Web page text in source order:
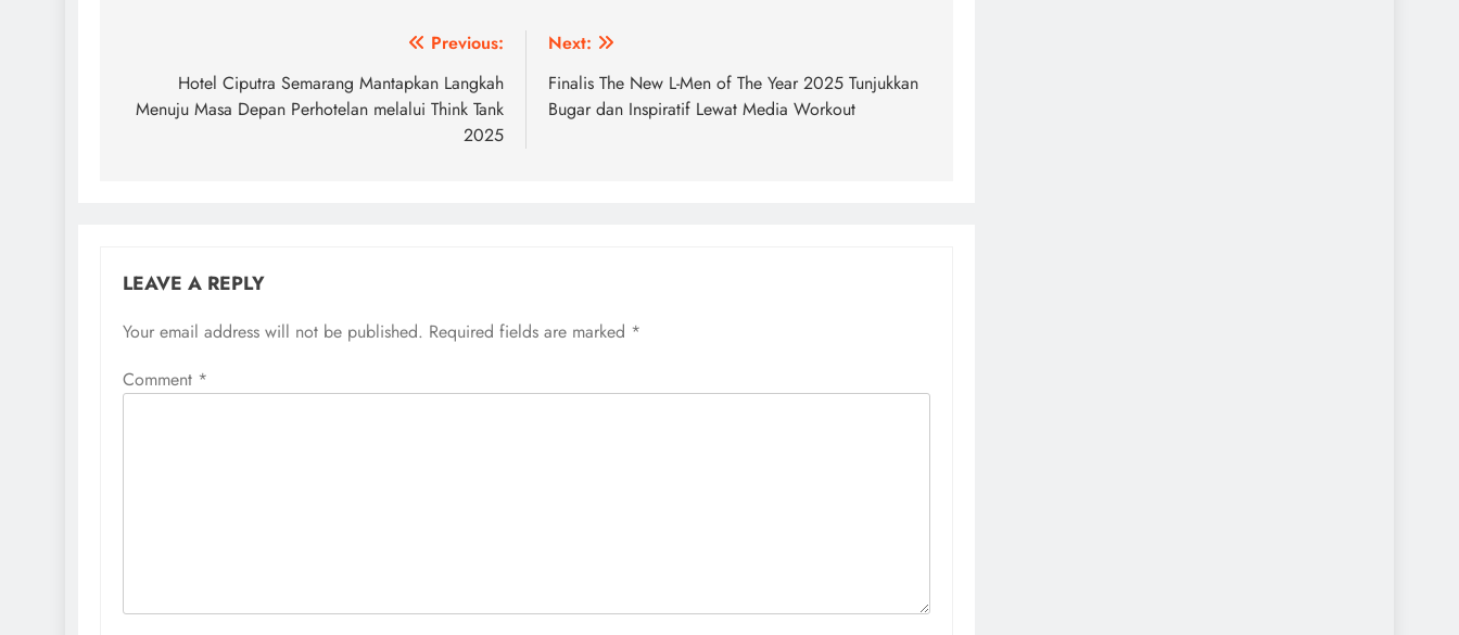
navigation
Previous:
Hotel Ciputra Semarang Mantapkan Langkah
Menuju Masa Depan Perhotelan melalui Think Tank
2025
Next:
Finalis The New L-Men of The Year 2025 Tunjukkan
Bugar dan Inspiratif Lewat Media Workout
LEAVE A REPLY
Your email address will not be published. Required fields are marked *
Comment *